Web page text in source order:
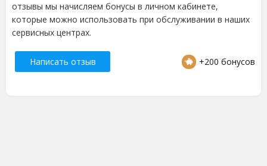
отзывы мы начисляем бонусы в личном кабинете,
которые можно использовать при обслуживании в наших
сервисных центрах.
Написать отзыв +200 бонусов